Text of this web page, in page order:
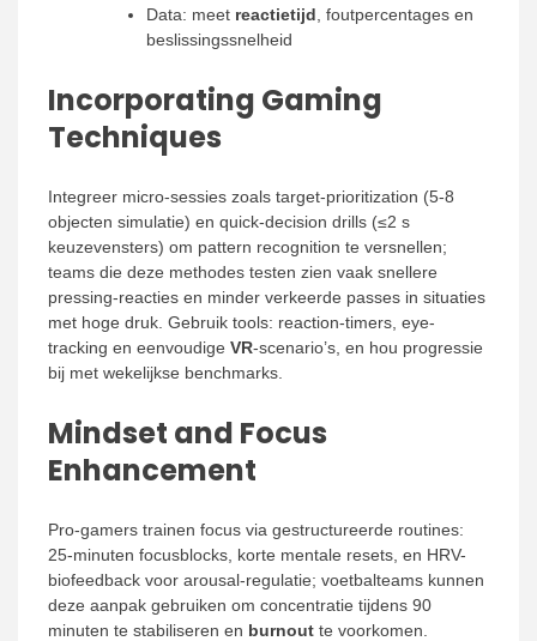
Data: meet reactietijd , foutpercentages en
beslissingssnelheid
Incorporating Gaming
Techniques
Integreer micro-sessies zoals target-prioritization (5-8
objecten simulatie) en quick-decision drills (≤2 s
keuzevensters) om pattern recognition te versnellen;
teams die deze methodes testen zien vaak snellere
pressing-reacties en minder verkeerde passes in situaties
met hoge druk. Gebruik tools: reaction-timers, eye-
tracking en eenvoudige VR-scenario’s, en hou progressie
bij met wekelijkse benchmarks.
Mindset and Focus
Enhancement
Pro-gamers trainen focus via gestructureerde routines:
25-minuten focusblocks, korte mentale resets, en HRV-
biofeedback voor arousal-regulatie; voetbalteams kunnen
deze aanpak gebruiken om concentratie tijdens 90
minuten te stabiliseren en burnout te voorkomen.